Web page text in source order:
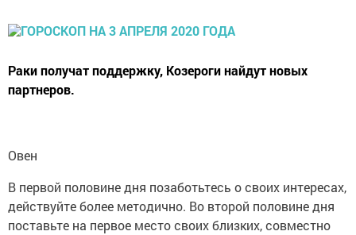
Раки получат поддержку, Козероги найдут новых
партнеров.
Овен
В первой половине дня позаботьтесь о своих интересах,
действуйте более методично. Во второй половине дня
поставьте на первое место своих близких, совместно